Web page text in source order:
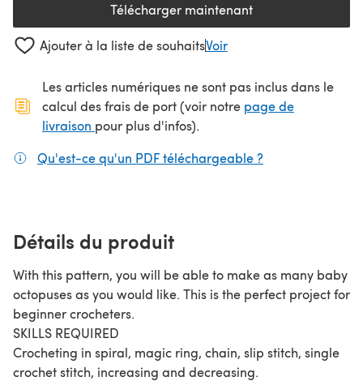
Télécharger maintenant(s'ouvre dans un nouvel
Ajouter à la liste de souhaitsVoir
Les articles numériques ne sont pas inclus dans le
calcul des frais de port (voir notre page de
livraison (s'ouvre dans un nouvel onglet)
pour plus d'infos).
Qu'est-ce qu'un PDF téléchargeable ?
Détails du produit
With this pattern, you will be able to make as many baby
octopuses as you would like. This is the perfect project for
beginner crocheters.
SKILLS REQUIRED
Crocheting in spiral, magic ring, chain, slip stitch, single
crochet stitch, increasing and decreasing.